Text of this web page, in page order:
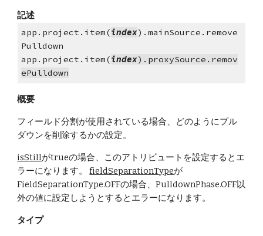
記述
app.project.item(index).mainSource.remove
Pulldown
app.project.item(index).proxySource.remov
ePulldown
概要
フィールド分割が使用されている場合、どのようにプル
ダウンを削除するかの設定。
isStillがtrueの場合、このアトリビュートを設定するとエ
ラーになります。 fieldSeparationTypeが
FieldSeparationType.OFFの場合、PulldownPhase.OFF以
外の値に設定しようとするとエラーになります。
タイプ